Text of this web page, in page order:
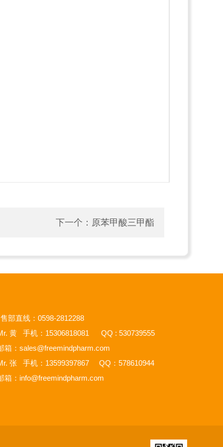
下一个： 原苯甲酸三甲酯
部直线：0598-2812288
黄 手机：15306818081 QQ : 530739555
： sales@freemindpharm.com
张 手机：13599397867 QQ：578610944
： info@freemindpharm.com